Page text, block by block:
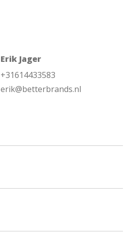
Erik Jager
+31614433583
erik@betterbrands.nl